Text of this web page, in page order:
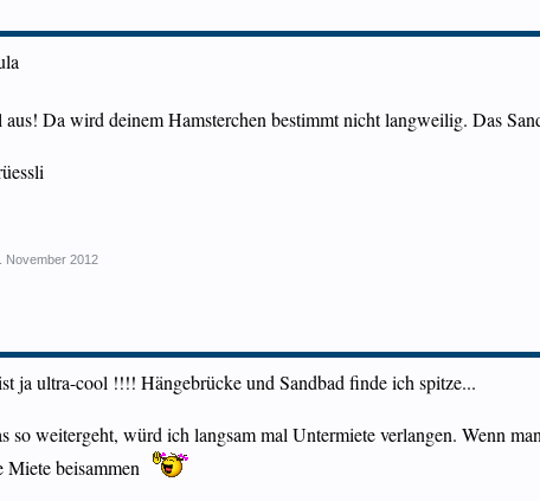
aus! Da wird deinem Hamsterchen bestimmt nicht langweilig. Das
November 2012
ja ultra-cool !!!! Hängebrücke und Sandbad finde ich spitze...
so weitergeht, würd ich langsam mal Untermiete verlangen. Wenn
Miete beisammen